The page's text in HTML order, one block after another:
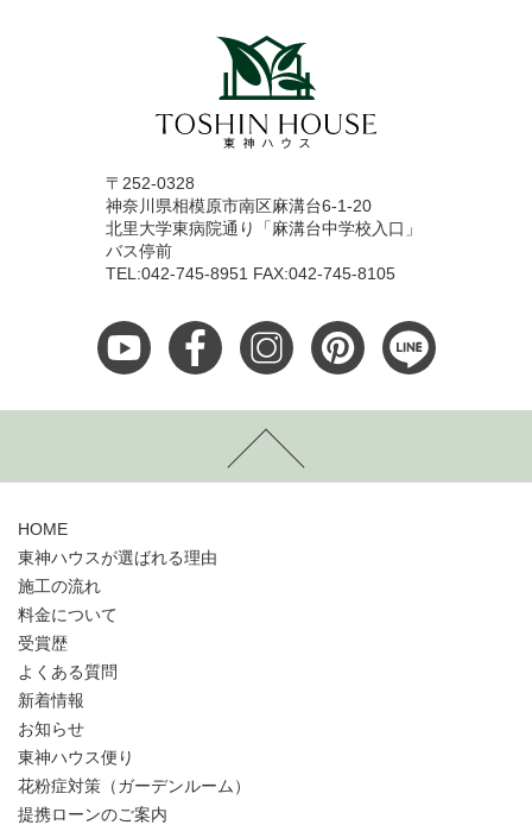
〒252-0328
神奈川県相模原市南区麻溝台6-1-20
北里大学東病院通り「麻溝台中学校入口」
バス停前
TEL:042-745-8951 FAX:042-745-8105
HOME
東神ハウスが選ばれる理由
施工の流れ
料金について
受賞歴
よくある質問
新着情報
お知らせ
東神ハウス便り
花粉症対策（ガーデンルーム）
提携ローンのご案内